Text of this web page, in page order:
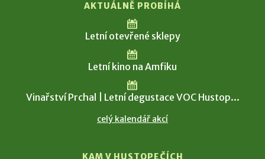
AKTUÁLNĚ PROBÍHÁ
Letní otevřené sklepy
Letní kino na Amfiku
Vinařství Prchal | Letní degustace VOC Hustop...
celý kalendář akcí
KAM V HUSTOPEČÍCH